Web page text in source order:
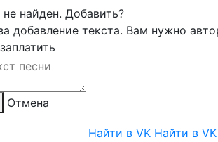
найден. Добавить?
добавление текста. Вам нужно
Отмена
Найти в VK Найти в VK